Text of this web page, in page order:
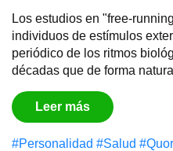
Los estudios en "free-
individuos de estímulos
periódico de los ritmos
décadas que de forma
Leer más
#Personalidad #Salud